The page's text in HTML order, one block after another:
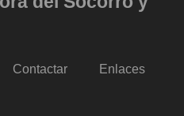
Contactar Enlaces